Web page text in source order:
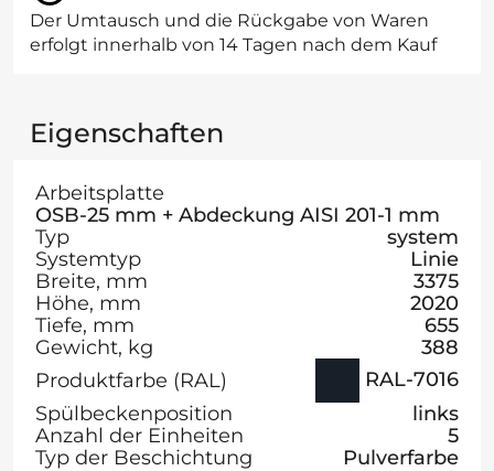
Der Umtausch und die Rückgabe von Waren
erfolgt innerhalb von 14 Tagen nach dem Kauf
Eigenschaften
Arbeitsplatte
OSB-25 mm + Abdeckung AISI 201-1 mm
Typ
system
Systemtyp
Linie
Breite, mm
3375
Höhe, mm
2020
Tiefe, mm
655
Gewicht, kg
388
Produktfarbe (RAL)
RAL-7016
Spülbeckenposition
links
Anzahl der Einheiten
5
Typ der Beschichtung
Pulverfarbe